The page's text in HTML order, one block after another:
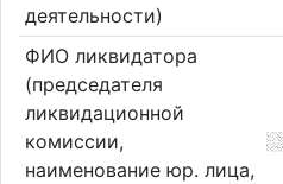
деятельности)
ФИО ликвидатора
(председателя
ликвидационной
комиссии,
наименование юр. лица,